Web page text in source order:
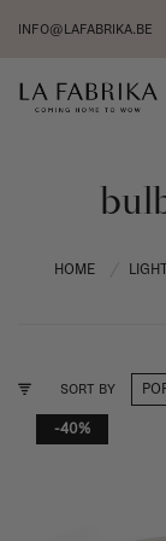
INFO@LAFABRIKA.BE
HOME
SORT BY
-40%